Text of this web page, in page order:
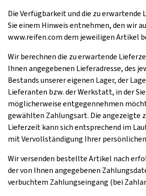
Die Verfügbarkeit und die zu erwartende
Sie einem Hinweis entnehmen, den wir
www.reifen.com dem jeweiligen Artikel
Wir berechnen die zu erwartende
Ihnen angegebenen Lieferadresse, des
Bestands unserer eigenen Lager, der
Lieferanten bzw. der Werkstatt, in der
möglicherweise entgegennehmen
gewählten Zahlungsart. Die angezeigte
Lieferzeit kann sich entsprechend im
mit Vervollständigung Ihrer
Wir versenden bestellte Artikel nach
der von Ihnen angegebenen
verbuchtem Zahlungseingang (bei